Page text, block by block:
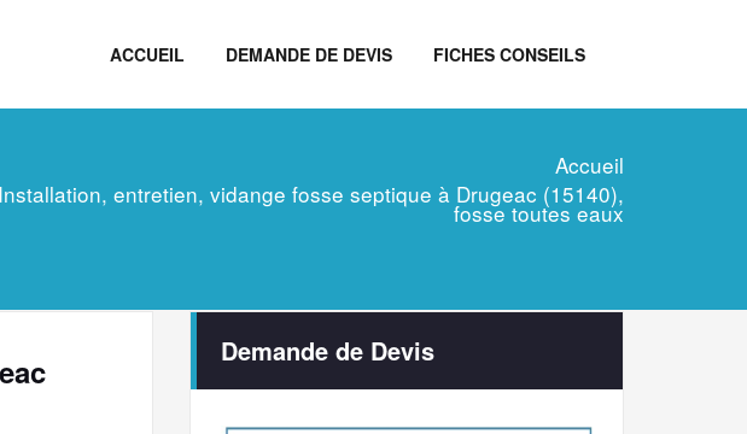
ACCUEIL DEMANDE DE DEVIS FICHES CONSEILS
Accueil
Installation, entretien, vidange fosse septique à Drugeac (15140),
fosse toutes eaux
Demande de Devis